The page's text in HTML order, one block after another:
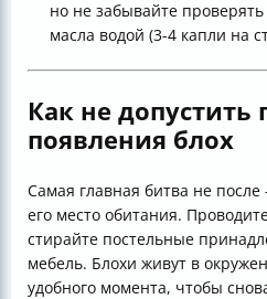
но не забывайте
масла водой (3-4 капли на
Как не допустить
появления блох
Самая главная битва не
его место обитания.
стирайте постельные
мебель. Блохи живут в
удобного момента, чтобы